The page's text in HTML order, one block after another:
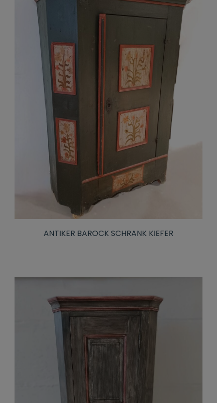
ANTIKER BAROCK SCHRANK KIEFER